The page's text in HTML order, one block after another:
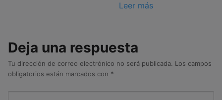
Leer más
Deja una respuesta
Tu dirección de correo electrónico no será publicada. Los campos
obligatorios están marcados con *